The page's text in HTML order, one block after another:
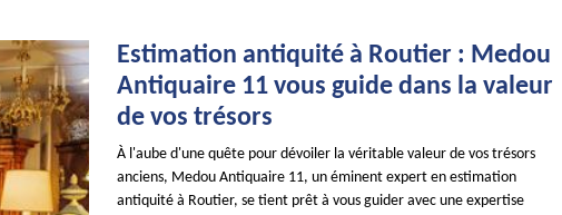
Estimation antiquité à Routier : Medou
Antiquaire 11 vous guide dans la valeur
de vos trésors
À l'aube d'une quête pour dévoiler la véritable valeur de vos trésors
anciens, Medou Antiquaire 11, un éminent expert en estimation
antiquité à Routier, se tient prêt à vous guider avec une expertise